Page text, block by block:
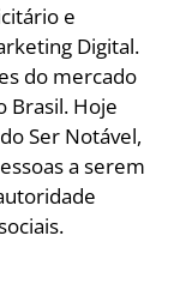
e
Digital.
do mercado
Brasil. Hoje
Ser Notável,
a serem